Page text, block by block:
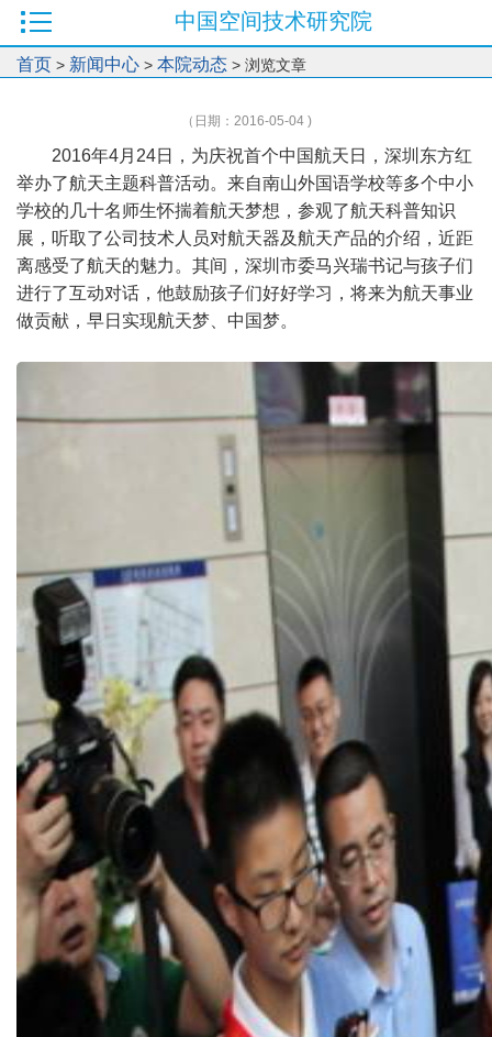
中国空间技术研究院
首页 > 新闻中心 > 本院动态 > 浏览文章
（日期：2016-05-04 )
2016年4月24日，为庆祝首个中国航天日，深圳东方红
举办了航天主题科普活动。来自南山外国语学校等多个中小
学校的几十名师生怀揣着航天梦想，参观了航天科普知识
展，听取了公司技术人员对航天器及航天产品的介绍，近距
离感受了航天的魅力。其间，深圳市委马兴瑞书记与孩子们
进行了互动对话，他鼓励孩子们好好学习，将来为航天事业
做贡献，早日实现航天梦、中国梦。